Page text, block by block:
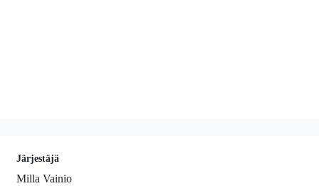
Järjestäjä
Milla Vainio